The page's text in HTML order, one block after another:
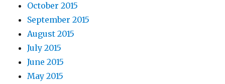
October 2015
September 2015
August 2015
July 2015
June 2015
May 2015